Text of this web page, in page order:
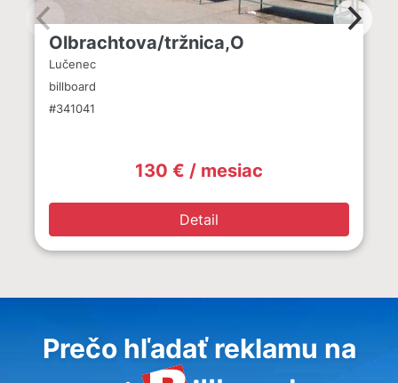
Olbrachtova/tržnica,O
Lučenec
billboard
#341041
130 € / mesiac
Detail
Prečo hľadať reklamu na